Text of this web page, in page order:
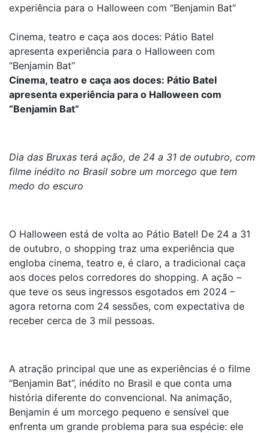
experiência para o Halloween com “Benjamin Bat”
Cinema, teatro e caça aos doces: Pátio Batel
apresenta experiência para o Halloween com
“Benjamin Bat”
Cinema, teatro e caça aos doces: Pátio Batel
apresenta experiência para o Halloween com
“Benjamin Bat”
Dia das Bruxas terá ação, de 24 a 31 de outubro, com
filme inédito no Brasil sobre um morcego que tem
medo do escuro
O Halloween está de volta ao Pátio Batel! De 24 a 31
de outubro, o shopping traz uma experiência que
engloba cinema, teatro e, é claro, a tradicional caça
aos doces pelos corredores do shopping. A ação –
que teve os seus ingressos esgotados em 2024 –
agora retorna com 24 sessões, com expectativa de
receber cerca de 3 mil pessoas.
A atração principal que une as experiências é o filme
“Benjamin Bat”, inédito no Brasil e que conta uma
história diferente do convencional. Na animação,
Benjamin é um morcego pequeno e sensível que
enfrenta um grande problema para sua espécie: ele